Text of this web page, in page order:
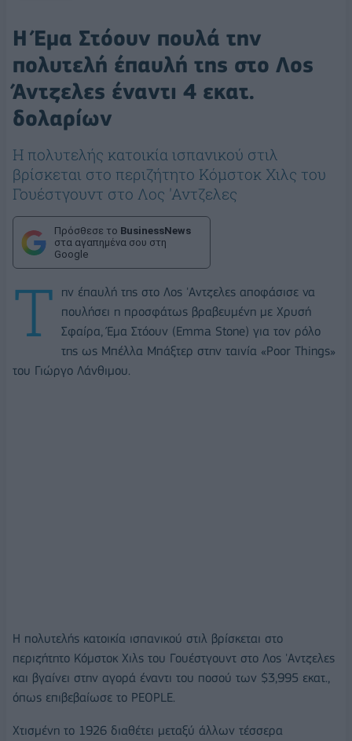
Η Έμα Στόουν πουλά την
πολυτελή έπαυλή της στο Λος
Άντζελες έναντι 4 εκατ.
δολαρίων
Η πολυτελής κατοικία ισπανικού στιλ
βρίσκεται στο περιζήτητο Κόμστοκ Χιλς του
Γουέστγουντ στο Λος 'Αντζελες
Πρόσθεσε το BusinessNews
στα αγαπημένα σου στη
Google
Τ
ην έπαυλή της στο Λος 'Αντζελες αποφάσισε να
πουλήσει η προσφάτως βραβευμένη με Χρυσή
Σφαίρα, Έμα Στόουν (Emma Stone) για τον ρόλο
της ως Μπέλλα Μπάξτερ στην ταινία «Poor Things»
του Γιώργο Λάνθιμου.
Η πολυτελής κατοικία ισπανικού στιλ βρίσκεται στο
περιζήτητο Κόμστοκ Χιλς του Γουέστγουντ στο Λος 'Αντζελες
και βγαίνει στην αγορά έναντι του ποσού των $3,995 εκατ.,
όπως επιβεβαίωσε το PEOPLE.
Χτισμένη το 1926 διαθέτει μεταξύ άλλων τέσσερα